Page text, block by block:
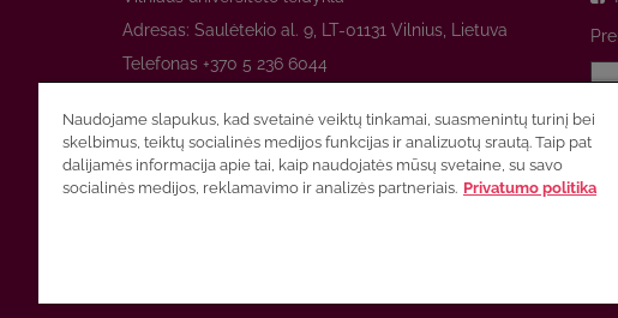
Adresas: Saulėtekio al. 9, LT-01131 Vilnius, Lietuva
Telefonas +370 5 236 6044
El. paštasprekyba@leidykla.vu.lt
www.zurnalai.vu.lt
Naudojame slapukus, kad svetainė veiktų tinkamai, suasmenintų turinį bei
skelbimus, teiktų socialinės medijos funkcijas ir analizuotų srautą. Taip pat
dalijamės informacija apie tai, kaip naudojatės mūsų svetaine, su savo
socialinės medijos, reklamavimo ir analizės partneriais. Privatumo politika